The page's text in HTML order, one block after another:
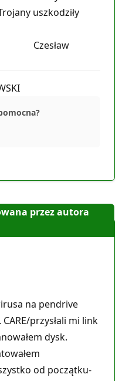
uszkodziły
przez autora
na pendrive
przysłali mi link
dysk.
od początku-